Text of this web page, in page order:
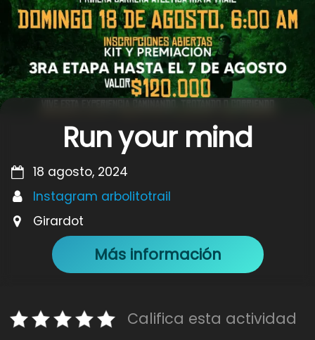
Run your mind
18 agosto, 2024
Instagram arbolitotrail
Girardot
Más información
Califica esta actividad